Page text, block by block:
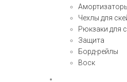
Чехлы для
Рюкзаки для
Защита
Борд-рейлы
Воск